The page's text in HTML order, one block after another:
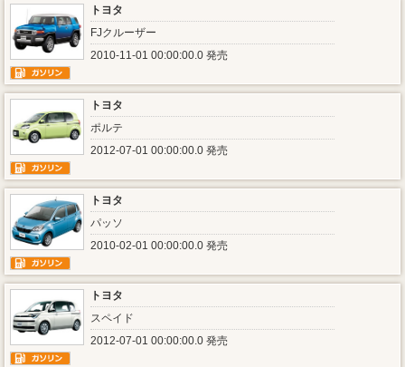
トヨタ
FJクルーザー
2010-11-01 00:00:00.0 発売
トヨタ
ポルテ
2012-07-01 00:00:00.0 発売
トヨタ
パッソ
2010-02-01 00:00:00.0 発売
トヨタ
スペイド
2012-07-01 00:00:00.0 発売